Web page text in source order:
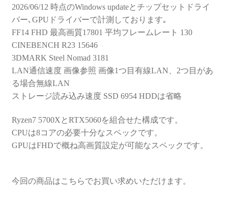
2026/06/12 時点のWindows updateとチップセットドライ
バー､GPUドライバーで計測しております｡
FF14 FHD 最高画質17801 平均フレームレート 130
CINEBENCH R23 15646
3DMARK Steel Nomad 3181
LAN通信速度 画像参照 画像1つ目有線LAN、2つ目があ
る場合無線LAN
ストレージ読み込み速度 SSD 6954 HDDは省略
Ryzen7 5700XとRTX5060を組合せた構成です。
CPUは8コアの必要十分なスペックです。
GPUはFHDで概ね高画質設定が可能なスペックです。
今回の商品はこちらでお買い求めいただけます。